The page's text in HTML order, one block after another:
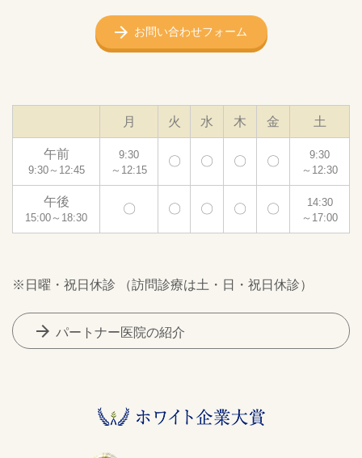
お問い合わせフォーム
月 火 水 木 金 土
午前
9:30～12:45
9:30
～12:15
〇 〇 〇 〇
9:30
～12:30
午後
15:00～18:30
〇 〇 〇 〇 〇
14:30
～17:00
※日曜・祝日休診 （訪問診療は土・日・祝日休診）
arrow_forward パートナー医院の紹介